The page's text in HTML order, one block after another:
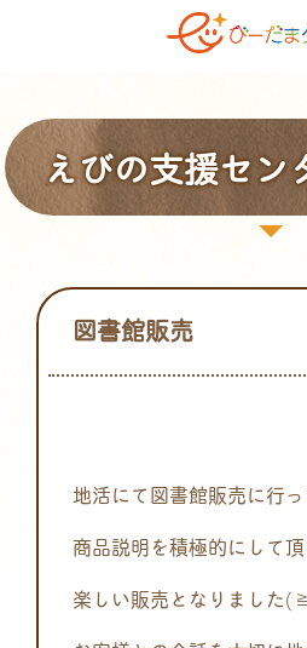
えびの支援セン
図書館販売
地活にて図書館販売に行っ
商品説明を積極的にして
楽しい販売となりまし